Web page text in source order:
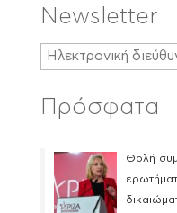
Newsletter
Πρόσφατα
Θολή